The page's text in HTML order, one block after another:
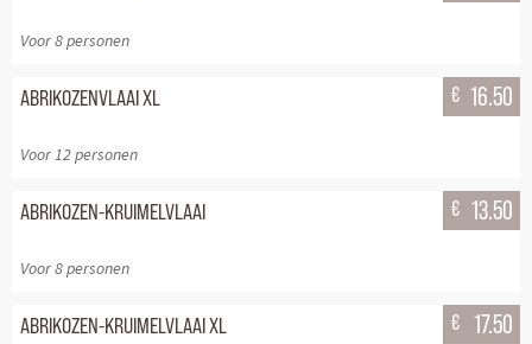
Voor 8 personen
ABRIKOZENVLAAI XL
Voor 12 personen
€ 16.50
ABRIKOZEN-KRUIMELVLAAI
Voor 8 personen
€ 13.50
ABRIKOZEN-KRUIMELVLAAI XL € 17.50